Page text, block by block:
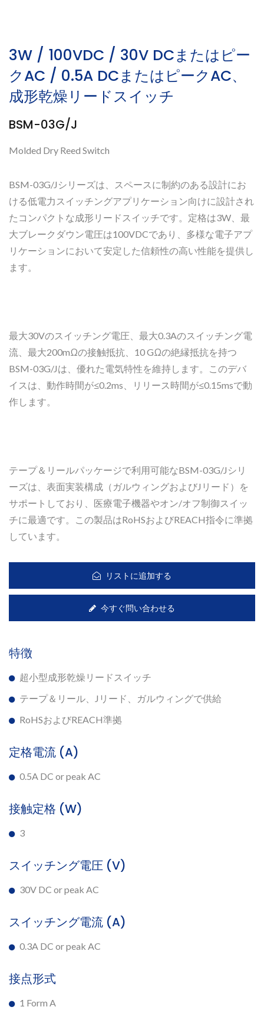
3W / 100VDC / 30V DCまたはピー
クAC / 0.5A DCまたはピークAC、
成形乾燥リードスイッチ
BSM-03G/J
Molded Dry Reed Switch
BSM-03G/Jシリーズは、スペースに制約のある設計にお
ける低電力スイッチングアプリケーション向けに設計され
たコンパクトな成形リードスイッチです。定格は3W、最
大ブレークダウン電圧は100VDCであり、多様な電子アプ
リケーションにおいて安定した信頼性の高い性能を提供し
ます。
最大30Vのスイッチング電圧、最大0.3Aのスイッチング電
流、最大200mΩの接触抵抗、10 GΩの絶縁抵抗を持つ
BSM-03G/Jは、優れた電気特性を維持します。このデバ
イスは、動作時間が≤0.2ms、リリース時間が≤0.15msで動
作します。
テープ＆リールパッケージで利用可能なBSM-03G/Jシリ
ーズは、表面実装構成（ガルウィングおよびJリード）を
サポートしており、医療電子機器やオン/オフ制御スイッ
チに最適です。この製品はRoHSおよびREACH指令に準拠
しています。
リストに追加する
今すぐ問い合わせる
特徴
超小型成形乾燥リードスイッチ
テープ＆リール、Jリード、ガルウィングで供給
RoHSおよびREACH準拠
定格電流 (A)
0.5A DC or peak AC
接触定格 (W)
3
スイッチング電圧 (V)
30V DC or peak AC
スイッチング電流 (A)
0.3A DC or peak AC
接点形式
1 Form A